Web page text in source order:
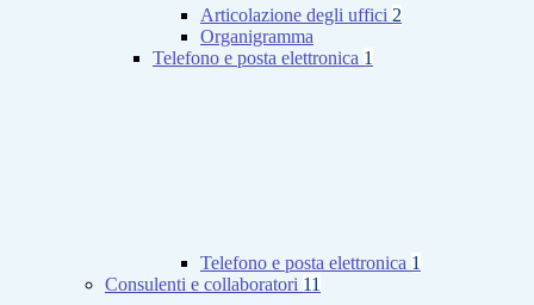
Articolazione degli uffici 2
Organigramma
Telefono e posta elettronica 1
Telefono e posta elettronica 1
Consulenti e collaboratori 11